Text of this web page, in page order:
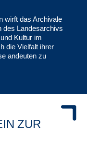
wirft das Archivale
des Landesarchivs
Kultur im
die Vielfalt ihrer
andeuten zu
ZUR